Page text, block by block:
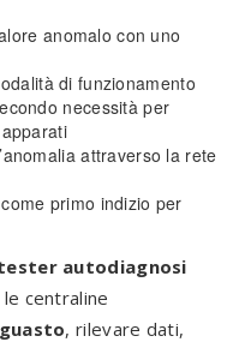
anomalo con uno
di funzionamento
necessità per
attraverso la rete
primo indizio per
autodiagnosi
centraline
, rilevare dati,